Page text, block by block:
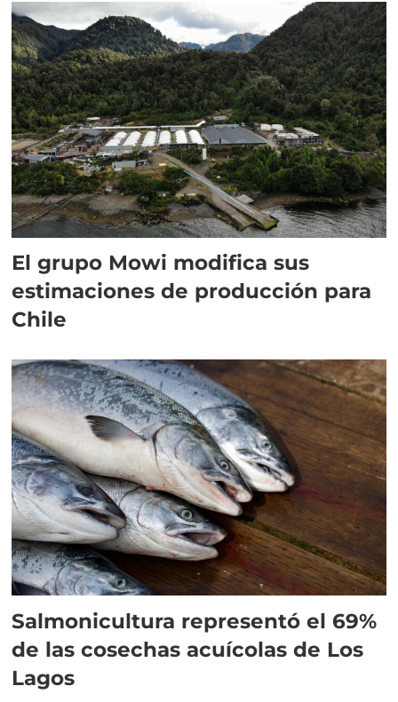
El grupo Mowi modifica sus
estimaciones de producción para
Chile
Salmonicultura representó el 69%
de las cosechas acuícolas de Los
Lagos